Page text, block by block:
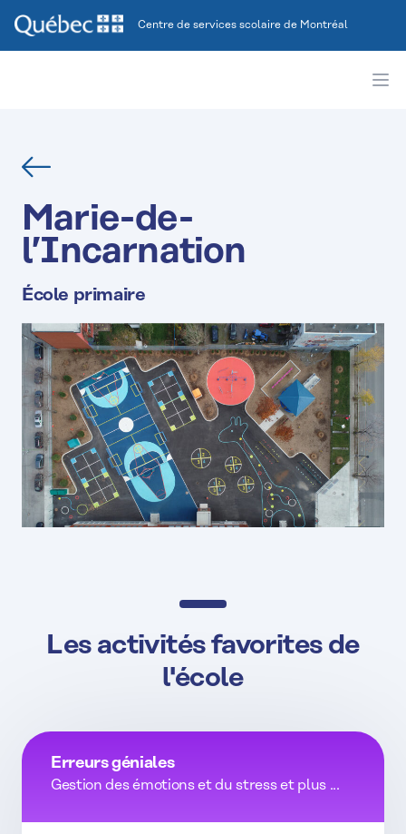
Centre de services scolaire de Montréal
Retour
Marie-de-
l’Incarnation
École primaire
Les activités favorites de
l'école
Erreurs géniales
Gestion des émotions et du stress et plus ...